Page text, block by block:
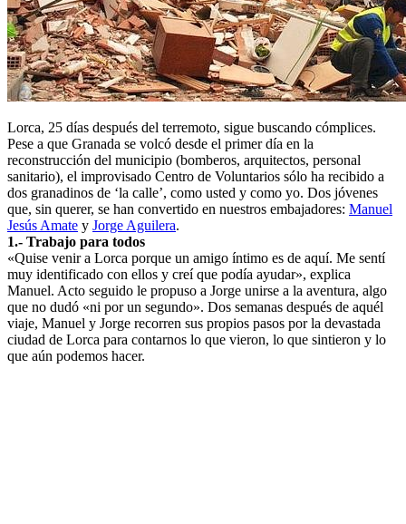
Lorca, 25 días después del terremoto, sigue buscando cómplices.
Pese a que Granada se volcó desde el primer día en la
reconstrucción del municipio (bomberos, arquitectos, personal
sanitario), el improvisado Centro de Voluntarios sólo ha recibido a
dos granadinos de ‘la calle’, como usted y como yo. Dos jóvenes
que, sin querer, se han convertido en nuestros embajadores: Manuel
Jesús Amate y Jorge Aguilera.
1.- Trabajo para todos
«Quise venir a Lorca porque un amigo íntimo es de aquí. Me sentí
muy identificado con ellos y creí que podía ayudar», explica
Manuel. Acto seguido le propuso a Jorge unirse a la aventura, algo
que no dudó «ni por un segundo». Dos semanas después de aquél
viaje, Manuel y Jorge recorren sus propios pasos por la devastada
ciudad de Lorca para contarnos lo que vieron, lo que sintieron y lo
que aún podemos hacer.